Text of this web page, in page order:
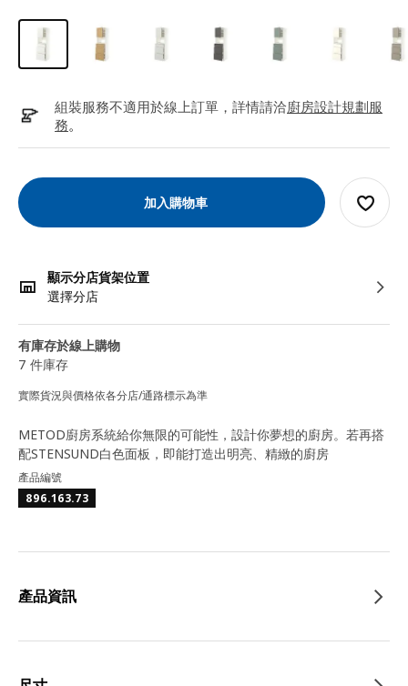
組裝服務不適用於線上訂單，詳情請洽廚房設計規劃服
務。
加入購物車
顯示分店貨架位置
選擇分店
有庫存於線上購物
7 件庫存
實際貨況與價格依各分店/通路標示為準
METOD廚房系統給你無限的可能性，設計你夢想的廚房。若再搭
配STENSUND白色面板，即能打造出明亮、精緻的廚房
產品編號
896.163.73
產品資訊